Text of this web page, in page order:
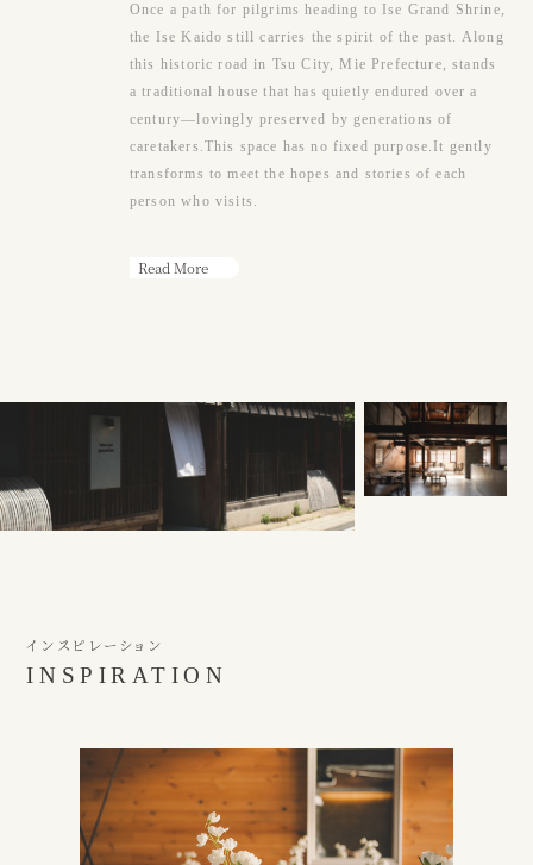
（カフェ）月〜土・祝日 ： 9：00〜17：00
※日曜または17時以降、ウェディング貸切
Once a path for pilgrims heading to Ise Grand Shrine,
the Ise Kaido still carries the spirit of the past. Along
this historic road in Tsu City, Mie Prefecture, stands
a traditional house that has quietly endured over a
century—lovingly preserved by generations of
caretakers.This space has no fixed purpose.It gently
transforms to meet the hopes and stories of each
person who visits.
Read More
インスピレーション
INSPIRATION